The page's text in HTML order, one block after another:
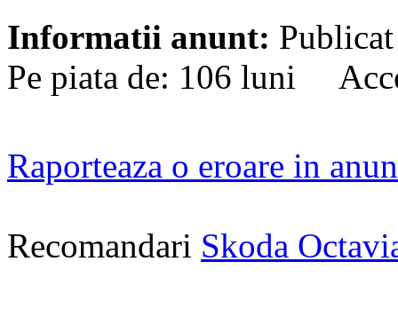
Informatii anunt:
Pe piata de: 106 luni
Raporteaza o eroare in
Recomandari Skoda